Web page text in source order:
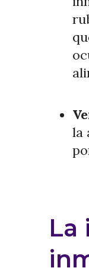
la
La